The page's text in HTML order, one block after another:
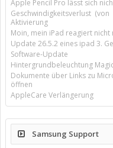
Apple Pencil Pro lässt sich
Geschwindigkeitsverlust
Aktivierung
Moin, mein iPad reagiert
Update 26.5.2 eines ipad 3.
Software-Update
Hintergrundbeleuchtung
Dokumente über Links zu
öffnen
AppleCare Verlängerung
Samsung Support